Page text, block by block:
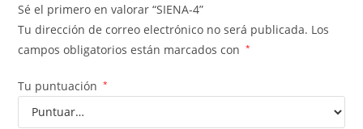
Sé el primero en valorar “SIENA-4”
Tu dirección de correo electrónico no será publicada. Los
campos obligatorios están marcados con
*
Tu puntuación *